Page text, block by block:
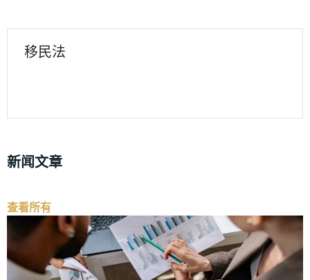
移民法
新闻文章
查看所有